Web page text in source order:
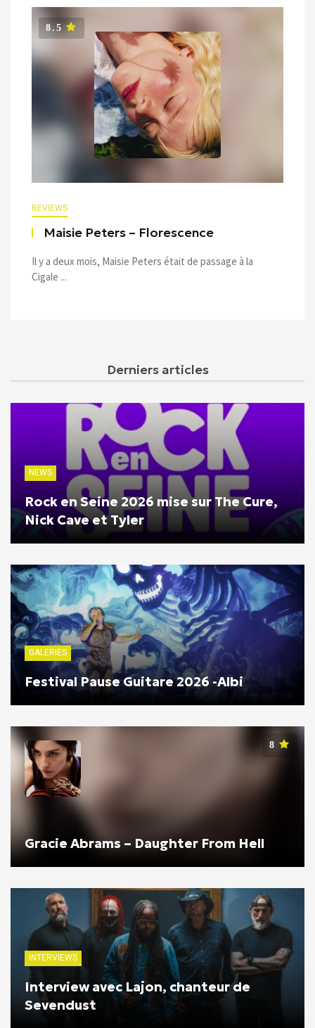
8.5
REVIEWS
Maisie Peters – Florescence
Il y a deux mois, Maisie Peters était de passage à la
Cigale ...
Derniers articles
NEWS
Rock en Seine 2026 mise sur The Cure,
Nick Cave et Tyler
GALERIES
Festival Pause Guitare 2026 -Albi
8
Gracie Abrams – Daughter From Hell
INTERVIEWS
Interview avec Lajon, chanteur de
Sevendust